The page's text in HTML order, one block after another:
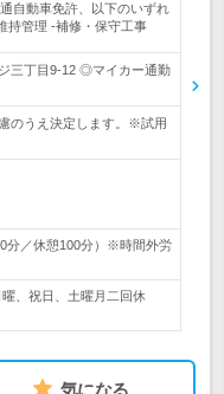
自動車免許、以下のいずれ
持管理 ‐補修・保守工事
三丁目9-12 ◎マイカー通勤
のうえ決定します。※試用
分／休憩100分）※時間外労
、祝日、土曜月二回休
気になる